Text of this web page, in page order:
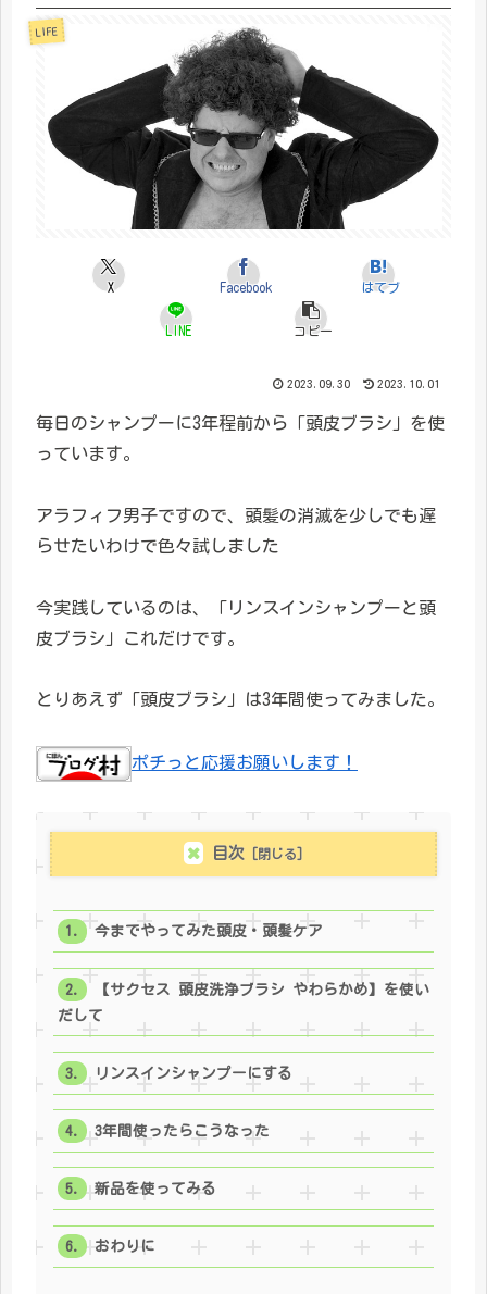
LIFE
X Facebook はてブ
LINE コピー
2023.09.30 2023.10.01
毎日のシャンプーに3年程前から「頭皮ブラシ」を使
っています。
アラフィフ男子ですので、頭髪の消滅を少しでも遅
らせたいわけで色々試しました
今実践しているのは、「リンスインシャンプーと頭
皮ブラシ」これだけです。
とりあえず「頭皮ブラシ」は3年間使ってみました。
ポチっと応援お願いします！
目次
今までやってみた頭皮・頭髪ケア
【サクセス 頭皮洗浄ブラシ やわらかめ】を使い
だして
リンスインシャンプーにする
3年間使ったらこうなった
新品を使ってみる
おわりに